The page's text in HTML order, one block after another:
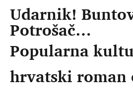
Udarnik!
Potrošač…
Popularna
hrvatski roman